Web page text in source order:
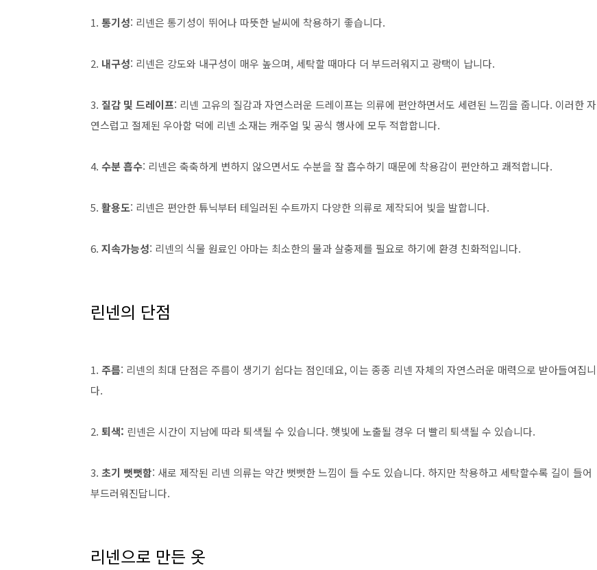
1. 통기성: 리넨은 통기성이 뛰어나 따뜻한 날씨에 착용하기 좋습니다.
2. 내구성: 리넨은 강도와 내구성이 매우 높으며, 세탁할 때마다 더 부드러워지고 광택이 납니다.
3. 질감 및 드레이프: 리넨 고유의 질감과 자연스러운 드레이프는 의류에 편안하면서도 세련된 느낌을 줍니다. 이러한 자
연스럽고 절제된 우아함 덕에 리넨 소재는 캐주얼 및 공식 행사에 모두 적합합니다.
4. 수분 흡수: 리넨은 축축하게 변하지 않으면서도 수분을 잘 흡수하기 때문에 착용감이 편안하고 쾌적합니다.
5. 활용도: 리넨은 편안한 튜닉부터 테일러된 수트까지 다양한 의류로 제작되어 빛을 발합니다.
6. 지속가능성: 리넨의 식물 원료인 아마는 최소한의 물과 살충제를 필요로 하기에 환경 친화적입니다.
린넨의 단점
1. 주름: 리넨의 최대 단점은 주름이 생기기 쉽다는 점인데요, 이는 종종 리넨 자체의 자연스러운 매력으로 받아들여집니
다.
2. 퇴색: 린넨은 시간이 지남에 따라 퇴색될 수 있습니다. 햇빛에 노출될 경우 더 빨리 퇴색될 수 있습니다.
3. 초기 뻣뻣함: 새로 제작된 리넨 의류는 약간 뻣뻣한 느낌이 들 수도 있습니다. 하지만 착용하고 세탁할수록 길이 들어
부드러워진답니다.
리넨으로 만든 옷